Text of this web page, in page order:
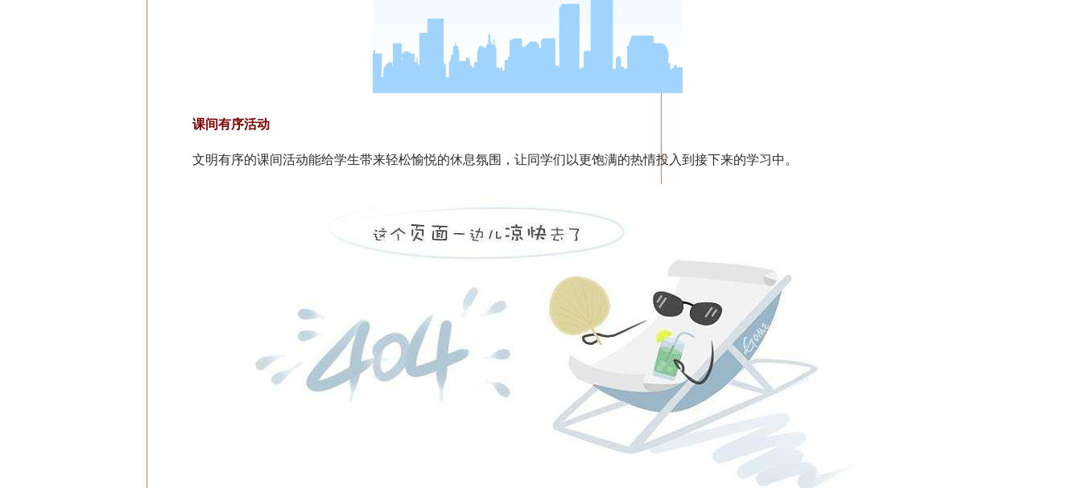
课间有序活动
文明有序的课间活动能给学生带来轻松愉悦的休息氛围，让同学们以更饱满的热情投入到接下来的学习中。